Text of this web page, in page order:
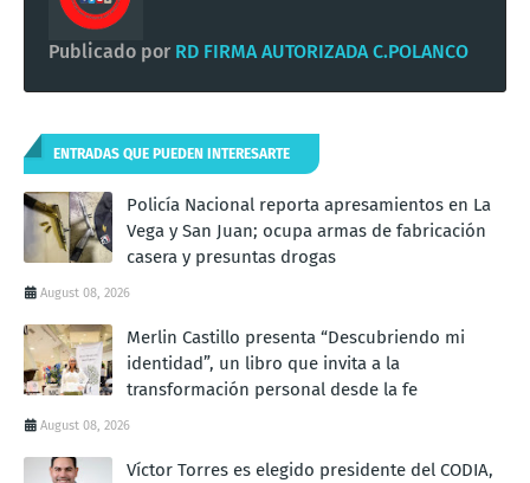
Publicado por RD FIRMA AUTORIZADA C.POLANCO
ENTRADAS QUE PUEDEN INTERESARTE
Policía Nacional reporta apresamientos en La
Vega y San Juan; ocupa armas de fabricación
casera y presuntas drogas
August 08, 2026
Merlin Castillo presenta “Descubriendo mi
identidad”, un libro que invita a la
transformación personal desde la fe
August 08, 2026
Víctor Torres es elegido presidente del CODIA,